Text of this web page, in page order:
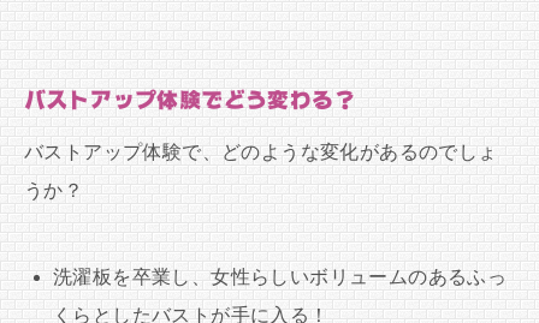
バストアップ体験でどう変わる？
バストアップ体験で、どのような変化があるのでしょ
うか？
洗濯板を卒業し、女性らしいボリュームのあるふっ
くらとしたバストが手に入る！